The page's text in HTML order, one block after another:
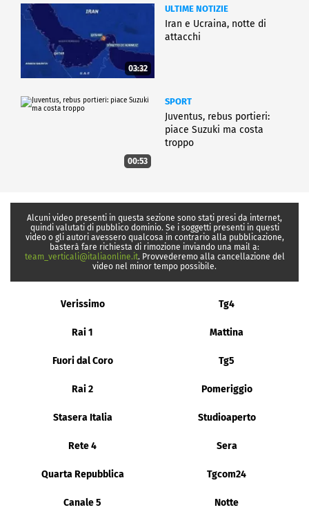
03:32
ULTIME NOTIZIE
Iran e Ucraina, notte di
attacchi
00:53
SPORT
Juventus, rebus portieri:
piace Suzuki ma costa
troppo
Alcuni video presenti in questa sezione sono stati presi da internet,
quindi valutati di pubblico dominio. Se i soggetti presenti in questi
video o gli autori avessero qualcosa in contrario alla pubblicazione,
basterà fare richiesta di rimozione inviando una mail a:
team_verticali@italiaonline.it. Provvederemo alla cancellazione del
video nel minor tempo possibile.
Verissimo Tg4
Rai 1 Mattina
Fuori dal Coro Tg5
Rai 2 Pomeriggio
Stasera Italia Studioaperto
Rete 4 Sera
Quarta Repubblica Tgcom24
Canale 5 Notte